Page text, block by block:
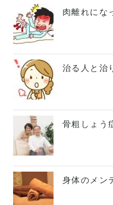
肉離れにな
治る人と治
骨粗しょう
身体のメン